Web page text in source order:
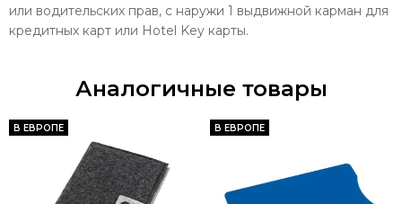
или водительских прав, с наружи 1 выдвижной карман для
кредитных карт или Hotel Key карты.
Аналогичные товары
В ЕВРОПЕ В ЕВРОПЕ